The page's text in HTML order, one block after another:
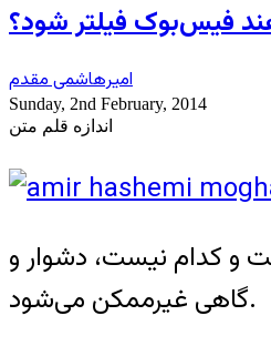
فیس‌بوک فیلتر شود؟
امیر‌هاشمی مقدم
Sunday, 2nd February, 2014
اندازه قلم متن
و کدام نیست، دشوار و
گاهی غیرممکن می‌شود.